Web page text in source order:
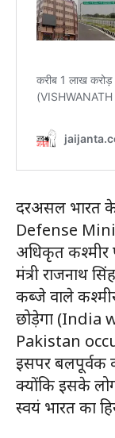
दरअसल भारत के
Defense
अधिकृत कश्मीर
मंत्री राजनाथ
कब्जे वाले
छोड़ेगा (India
Pakistan
इसपर बलपूर्वक
क्योंकि इसके
स्वयं भारत का